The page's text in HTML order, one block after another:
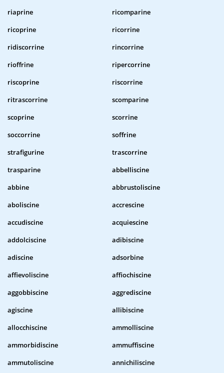
riaprine
ricomparine
ricoprine
ricorrine
ridiscorrine
rincorrine
rioffrine
ripercorrine
riscoprine
riscorrine
ritrascorrine
scomparine
scoprine
scorrine
soccorrine
soffrine
strafigurine
trascorrine
trasparine
abbelliscine
abbine
abbrustoliscine
aboliscine
accrescine
accudiscine
acquiescine
addolciscine
adibiscine
adiscine
adsorbine
affievoliscine
affiochiscine
aggobbiscine
aggrediscine
agiscine
allibiscine
allocchiscine
ammolliscine
ammorbidiscine
ammuffiscine
ammutoliscine
annichiliscine